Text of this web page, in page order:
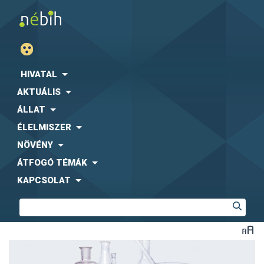
HIVATAL
AKTUÁLIS
ÁLLAT
ÉLELMISZER
NÖVÉNY
ÁTFOGÓ TÉMÁK
KAPCSOLAT